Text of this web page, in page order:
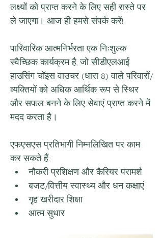
लक्ष्यों को प्राप्त करने के लिए सही रास्ते पर
ले जाएगा। आज ही हमसे संपर्क करें!
पारिवारिक आत्मनिर्भरता एक निःशुल्क
स्वैच्छिक कार्यक्रम है, जो सीडीएलआई
हाउसिंग चॉइस वाउचर (धारा 8) वाले परिवारों/
व्यक्तियों को अधिक आर्थिक रूप से स्थिर
और सफल बनने के लिए सेवाएं प्राप्त करने में
मदद करता है।
एफएसएस प्रतिभागी निम्नलिखित पर काम
कर सकते हैं:
नौकरी प्रशिक्षण और कैरियर परामर्श
बजट/वित्तीय स्वास्थ्य और धन कक्षाएं
गृह खरीदार शिक्षा
आत्म सुधार